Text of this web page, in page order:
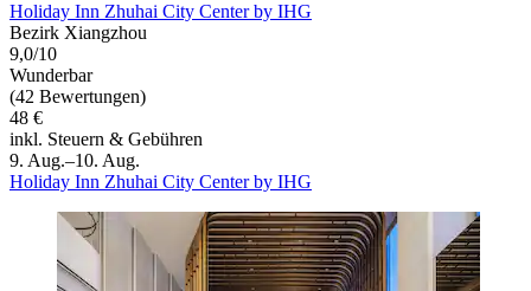
Holiday Inn Zhuhai City Center by IHG
Bezirk Xiangzhou
9,0/10
Wunderbar
(42 Bewertungen)
48 €
inkl. Steuern & Gebühren
9. Aug.–10. Aug.
Holiday Inn Zhuhai City Center by IHG